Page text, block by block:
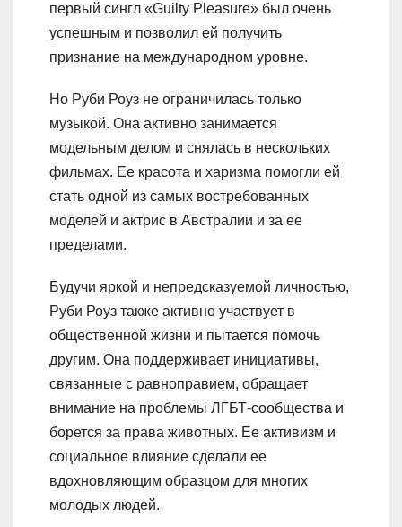
первый сингл «Guilty Pleasure» был очень
успешным и позволил ей получить
признание на международном уровне.
Но Руби Роуз не ограничилась только
музыкой. Она активно занимается
модельным делом и снялась в нескольких
фильмах. Ее красота и харизма помогли ей
стать одной из самых востребованных
моделей и актрис в Австралии и за ее
пределами.
Будучи яркой и непредсказуемой личностью,
Руби Роуз также активно участвует в
общественной жизни и пытается помочь
другим. Она поддерживает инициативы,
связанные с равноправием, обращает
внимание на проблемы ЛГБТ-сообщества и
борется за права животных. Ее активизм и
социальное влияние сделали ее
вдохновляющим образцом для многих
молодых людей.